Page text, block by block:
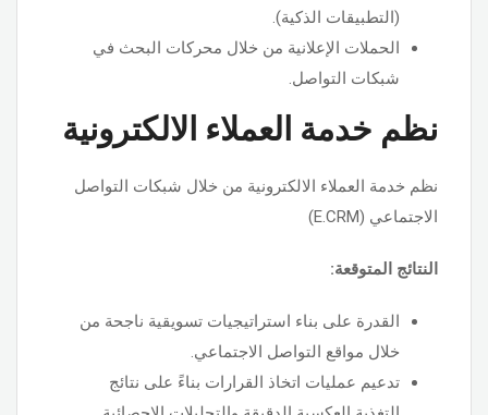
(التطبيقات الذكية).
الحملات الإعلانية من خلال محركات البحث في
شبكات التواصل.
نظم خدمة العملاء الالكترونية
نظم خدمة العملاء الالكترونية من خلال شبكات التواصل
الاجتماعي (E.CRM)
النتائج المتوقعة:
القدرة على بناء استراتيجيات تسويقية ناجحة من
خلال مواقع التواصل الاجتماعي.
تدعيم عمليات اتخاذ القرارات بناءً على نتائج